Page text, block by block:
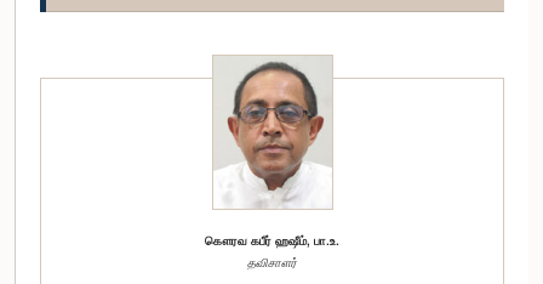
கௌரவ கபீர் ஹஷீம், பா.உ.
தவிசாளர்